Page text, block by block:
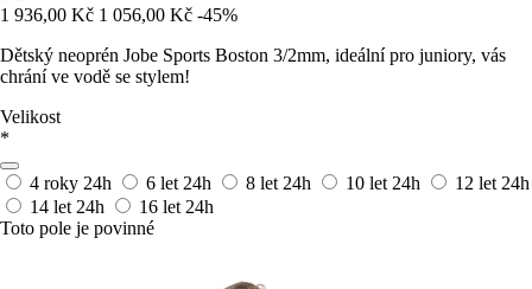
1 936,00 Kč 1 056,00 Kč -45%
Dětský neoprén Jobe Sports Boston 3/2mm, ideální pro juniory, vás
chrání ve vodě se stylem!
Velikost
*
4 roky 24h 6 let 24h 8 let 24h 10 let 24h 12 let 24h
14 let 24h 16 let 24h
Toto pole je povinné